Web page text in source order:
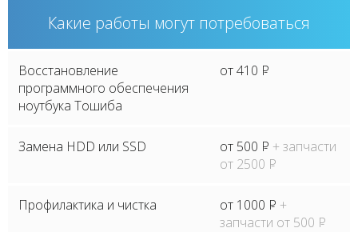
Какие работы могут потребоваться
Восстановление
программного обеспечения
ноутбука Тошиба
от 410 P
Замена HDD или SSD от 500 P + запчасти
от 2500 P
Профилактика и чистка от 1000 P +
запчасти от 500 P